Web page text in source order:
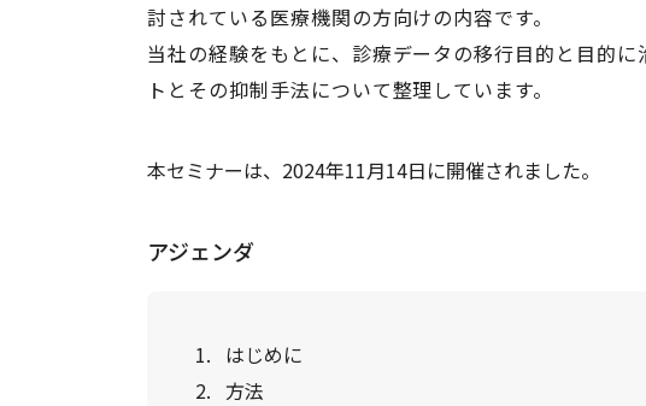
討されている医療機関の方向けの内容です。
当社の経験をもとに、診療データの移行目的と目的
トとその抑制手法について整理しています。
本セミナーは、2024年11月14日に開催されました。
アジェンダ
はじめに
方法